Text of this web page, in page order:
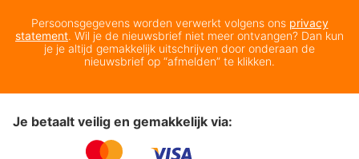
Persoonsgegevens worden verwerkt volgens ons privacy
statement. Wil je de nieuwsbrief niet meer ontvangen? Dan kun
je je altijd gemakkelijk uitschrijven door onderaan de
nieuwsbrief op “afmelden” te klikken.
Je betaalt veilig en gemakkelijk via: